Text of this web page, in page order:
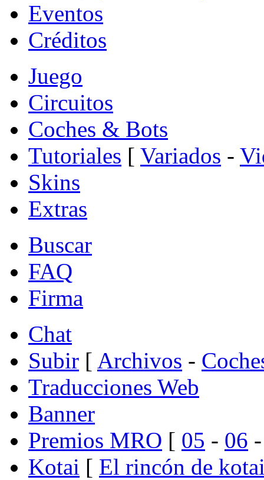
Eventos
Créditos
Juego
Circuitos
Coches & Bots
Tutoriales [ Variados -
Skins
Extras
Buscar
FAQ
Firma
Chat
Subir [ Archivos -
Traducciones Web
Banner
Premios MRO [ 05 - 06
Kotai [ El rincón de